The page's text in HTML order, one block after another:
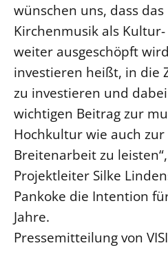
wünschen uns, dass
Kirchenmusik als
weiter ausgeschöpft
investieren heißt, in die
zu investieren und
wichtigen Beitrag zur
Hochkultur wie auch
Breitenarbeit zu
Projektleiter Silke
Pankoke die Intention
Jahre.
Pressemitteilung von